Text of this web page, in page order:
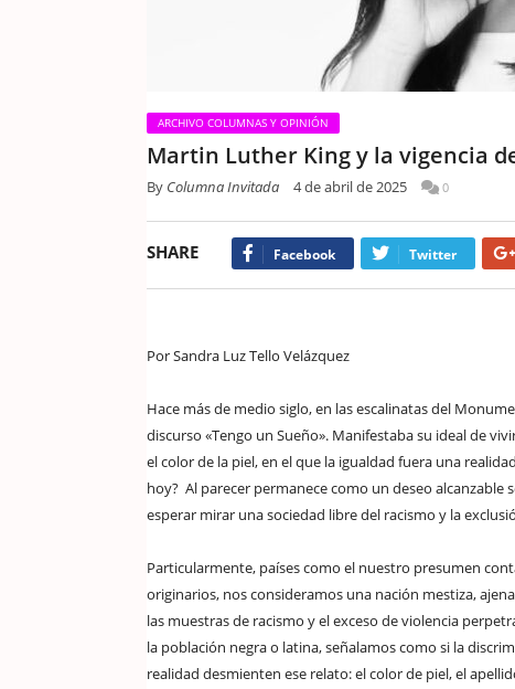
ARCHIVO COLUMNAS Y OPINIÓN
Martin Luther King y la vigencia
By Columna Invitada 4 de abril de 2025 0
SHARE Facebook Twitter
Por Sandra Luz Tello Velázquez
Hace más de medio siglo, en las escalinatas del
discurso «Tengo un Sueño». Manifestaba su ideal de
el color de la piel, en el que la igualdad fuera una
hoy? Al parecer permanece como un deseo
esperar mirar una sociedad libre del racismo y la
Particularmente, países como el nuestro presumen
originarios, nos consideramos una nación mestiza,
las muestras de racismo y el exceso de violencia
la población negra o latina, señalamos como si la
realidad desmienten ese relato: el color de piel, el